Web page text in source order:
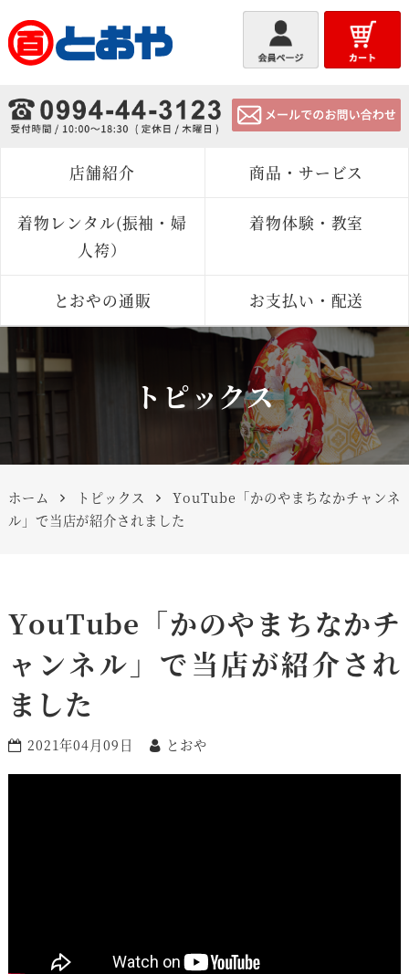
とおや
店舗紹介 商品・サービス
着物レンタル(振袖・婦
人袴）
着物体験・教室
とおやの通販 お支払い・配送
トピックス
ホーム トピックス
YouTube「かのやまちなかチャンネ
ル」で当店が紹介されました
YouTube「かのやまちなかチ
ャンネル」で当店が紹介され
ました
2021年04月09日 とおや